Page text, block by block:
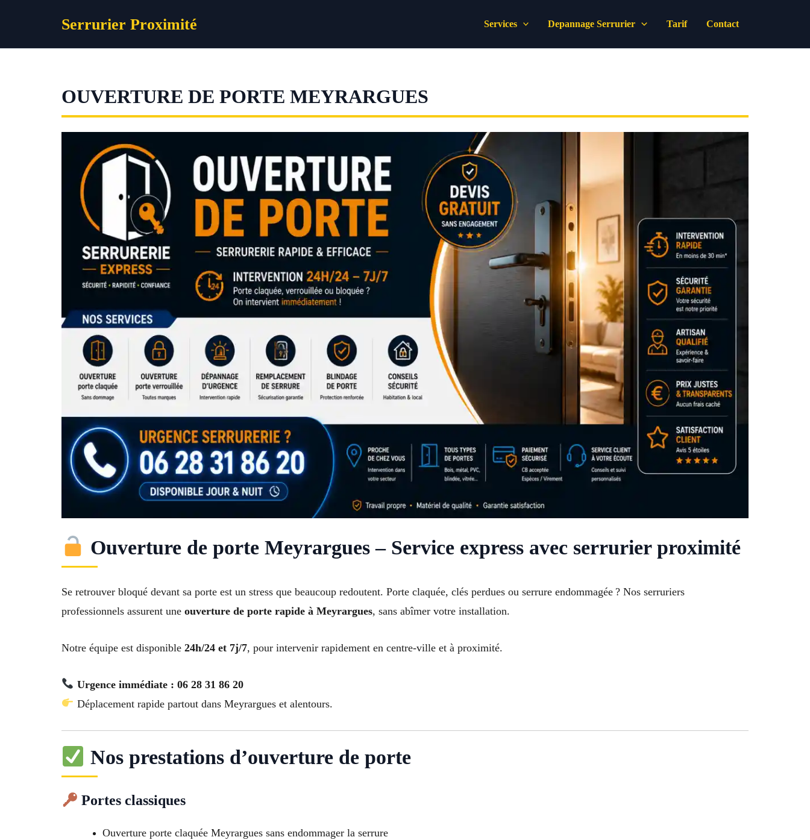
Serrurier Proximité Services Depannage Serrurier Tarif Contact
OUVERTURE DE PORTE MEYRARGUES
Ouverture de porte Meyrargues – Service express avec serrurier proximité
Se retrouver bloqué devant sa porte est un stress que beaucoup redoutent. Porte claquée, clés perdues ou serrure endommagée ? Nos serruriers
professionnels assurent une ouverture de porte rapide à Meyrargues, sans abîmer votre installation.
Notre équipe est disponible 24h/24 et 7j/7, pour intervenir rapidement en centre-ville et à proximité.
Urgence immédiate : 06 28 31 86 20
Déplacement rapide partout dans Meyrargues et alentours.
Nos prestations d’ouverture de porte
Portes classiques
Ouverture porte claquée Meyrargues sans endommager la serrure